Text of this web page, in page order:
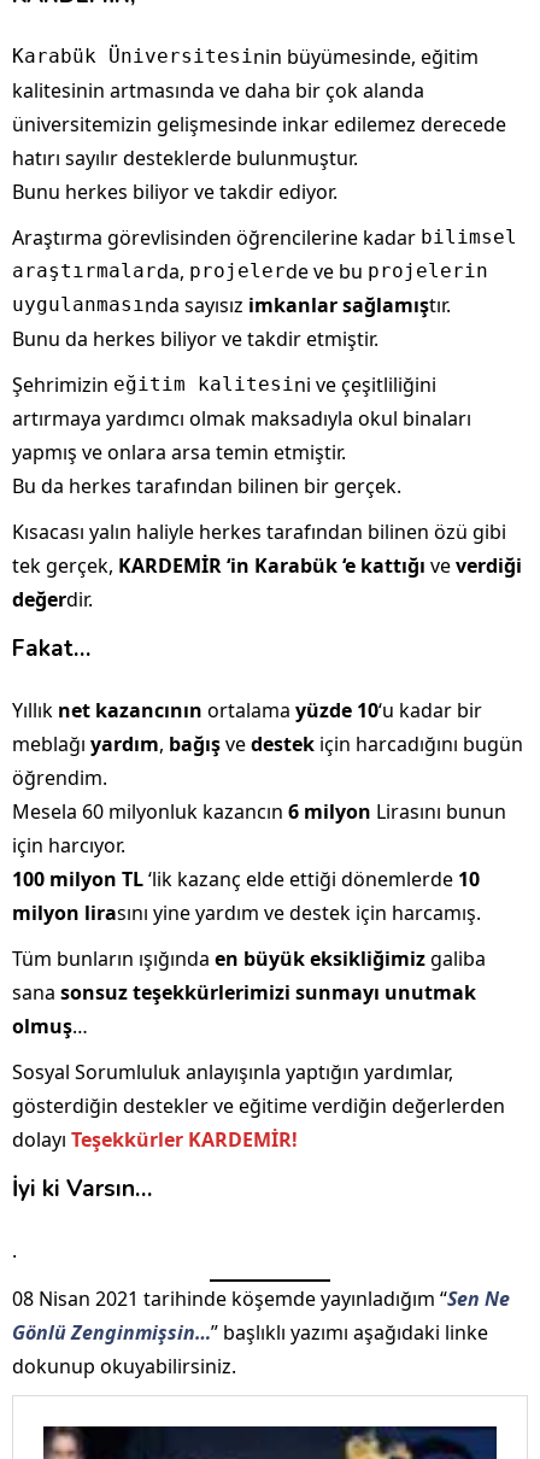
Karabük Üniversitesinin büyümesinde, eğitim
kalitesinin artmasında ve daha bir çok alanda
üniversitemizin gelişmesinde inkar edilemez derecede
hatırı sayılır desteklerde bulunmuştur.
Bunu herkes biliyor ve takdir ediyor.
Araştırma görevlisinden öğrencilerine kadar bilimsel
araştırmalarda, projelerde ve bu projelerin
uygulanmasında sayısız imkanlar sağlamıştır.
Bunu da herkes biliyor ve takdir etmiştir.
Şehrimizin eğitim kalitesini ve çeşitliliğini
artırmaya yardımcı olmak maksadıyla okul binaları
yapmış ve onlara arsa temin etmiştir.
Bu da herkes tarafından bilinen bir gerçek.
Kısacası yalın haliyle herkes tarafından bilinen özü gibi
tek gerçek, KARDEMİR ‘in Karabük ‘e kattığı veverdiği
değerdir.
Fakat…
Yıllık net kazancının ortalama yüzde 10‘u kadar bir
meblağı yardım, bağışvedestek için harcadığını bugün
öğrendim.
Mesela 60 milyonluk kazancın 6 milyon Lirasını bunun
için harcıyor.
100 milyon TL‘lik kazanç elde ettiği dönemlerde 10
milyon lirasını yine yardım ve destek için harcamış.
Tüm bunların ışığında en büyük eksikliğimizgaliba
sana sonsuz teşekkürlerimizi sunmayı unutmak
olmuş…
Sosyal Sorumluluk anlayışınla yaptığın yardımlar,
gösterdiğin destekler ve eğitime verdiğin değerlerden
dolayı Teşekkürler KARDEMİR!
İyi ki Varsın…
.
08 Nisan 2021 tarihinde köşemde yayınladığım “Sen Ne
Gönlü Zenginmişsin…” başlıklı yazımı aşağıdaki linke
dokunup okuyabilirsiniz.